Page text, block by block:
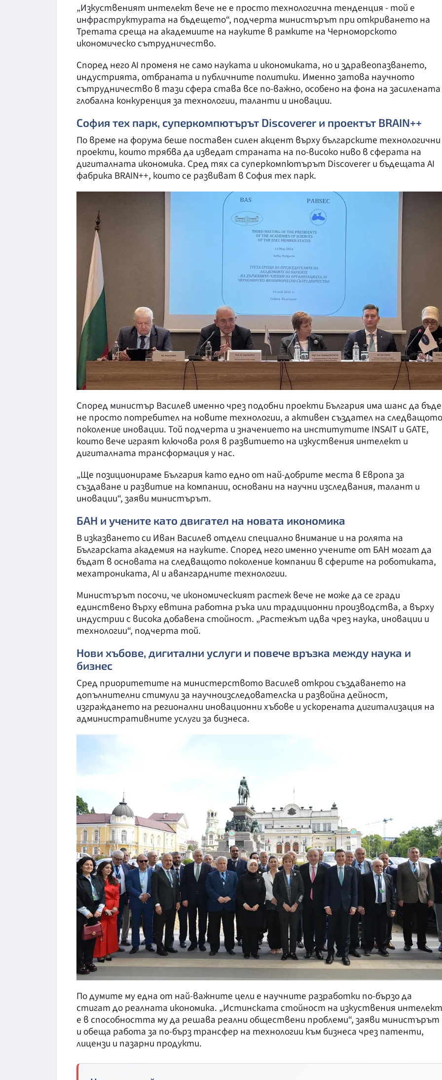
„Изкуственият интелект вече не е просто технологична тенденция - той е
инфраструктурата на бъдещето“, подчерта министърът при откриването на
Третата среща на академиите на науките в рамките на Черноморското
икономическо сътрудничество.
Според него AI променя не само науката и икономиката, но и здравеопазването,
индустрията, отбраната и публичните политики. Именно затова научното
сътрудничество в тази сфера става все по-важно, особено на фона на засилената
глобална конкуренция за технологии, таланти и иновации.
София тех парк, суперкомпютърът Discoverer и проектът BRAIN++
По време на форума беше поставен силен акцент върху българските технологични
проекти, които трябва да изведат страната на по-високо ниво в сферата на
дигиталната икономика. Сред тях са суперкомпютърът Discoverer и бъдещата AI
фабрика BRAIN++, които се развиват в София тех парк.
Според министър Василев именно чрез подобни проекти България има шанс да бъде
не просто потребител на новите технологии, а активен създател на следващото
поколение иновации. Той подчерта и значението на институтите INSAIT и GATE,
които вече играят ключова роля в развитието на изкуствения интелект и
дигиталната трансформация у нас.
„Ще позиционираме България като едно от най-добрите места в Европа за
създаване и развитие на компании, основани на научни изследвания, талант и
иновации“, заяви министърът.
БАН и учените като двигател на новата икономика
В изказването си Иван Василев отдели специално внимание и на ролята на
Българската академия на науките. Според него именно учените от БАН могат да
бъдат в основата на следващото поколение компании в сферите на роботиката,
мехатрониката, AI и авангардните технологии.
Министърът посочи, че икономическият растеж вече не може да се гради
единствено върху евтина работна ръка или традиционни производства, а върху
индустрии с висока добавена стойност. „Растежът идва чрез наука, иновации и
технологии“, подчерта той.
Нови хъбове, дигитални услуги и повече връзка между наука и
бизнес
Сред приоритетите на министерството Василев открои създаването на
допълнителни стимули за научноизследователска и развойна дейност,
изграждането на регионални иновационни хъбове и ускорената дигитализация на
административните услуги за бизнеса.
По думите му една от най-важните цели е научните разработки по-бързо да
стигат до реалната икономика. „Истинската стойност на изкуствения интелект
е в способността му да решава реални обществени проблеми“, заяви министърът
и обеща работа за по-бърз трансфер на технологии към бизнеса чрез патенти,
лицензи и пазарни продукти.